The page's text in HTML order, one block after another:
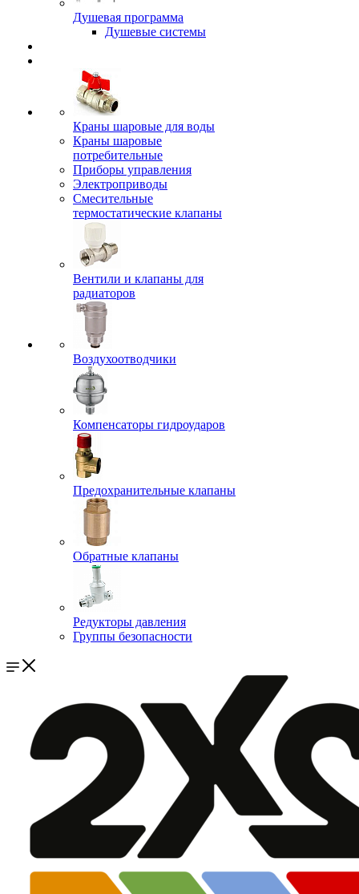
Душевая программа
Душевые системы
Краны шаровые для воды
Краны шаровые
потребительные
Приборы управления
Электроприводы
Смесительные
термостатические клапаны
Вентили и клапаны для
радиаторов
Воздухоотводчики
Компенсаторы гидроударов
Предохранительные клапаны
Обратные клапаны
Редукторы давления
Группы безопасности